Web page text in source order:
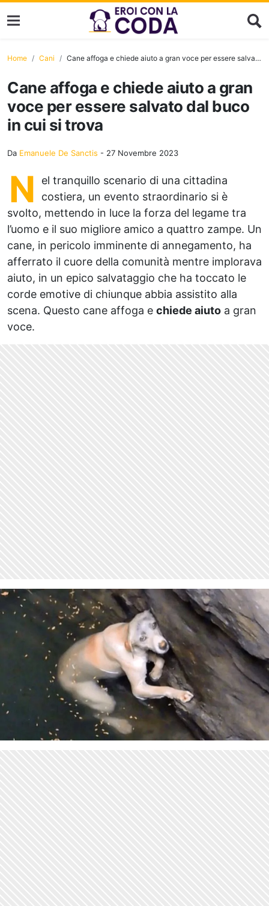
Home Cani Cane affoga e chiede aiuto a gran voce per essere salvato dal buco in cui si trova
Cane affoga e chiede aiuto a gran
voce per essere salvato dal buco
in cui si trova
Da Emanuele De Sanctis - 27 Novembre 2023
N
el tranquillo scenario di una cittadina
costiera, un evento straordinario si è
svolto, mettendo in luce la forza del legame tra
l’uomo e il suo migliore amico a quattro zampe. Un
cane, in pericolo imminente di annegamento, ha
afferrato il cuore della comunità mentre implorava
aiuto, in un epico salvataggio che ha toccato le
corde emotive di chiunque abbia assistito alla
scena. Questo cane affoga e chiede aiuto a gran
voce.